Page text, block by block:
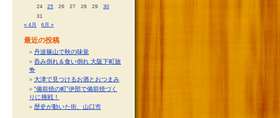
24
25 26 27 28 29
30
31
« 4月
6月 »
最近の投稿
丹波篠山で秋の味覚
呑み倒れ＆食い倒れ 大阪下町旅
🍻
大津で見つけるお酒とおつまみ
“備前焼の町”伊部で備前焼づく
りに挑戦！
歴史が動いた街、山口市